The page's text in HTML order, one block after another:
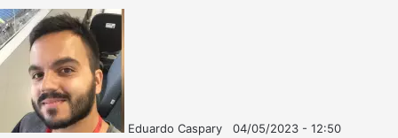
Eduardo Caspary
04/05/2023 - 12:50